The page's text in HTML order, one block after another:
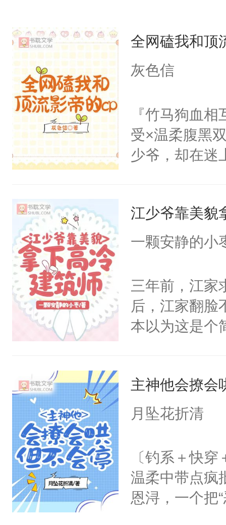
全网磕我和顶
灰色信
『竹马狗血
受×温柔腹黑
少爷，却在迷
号傅晟的路上
私生饭。靠
单单拿捏。”
角窥觑，洛景
占有欲愈发强
洛少爷布下的
江少爷靠美貌
一颗安静的小
三年前，江家
后，江家翻脸
本以为这是个
可他不知道，
主神他会撩会
月坠花折清
〔钓系＋快
温柔中带点疯
恩浔，一个把